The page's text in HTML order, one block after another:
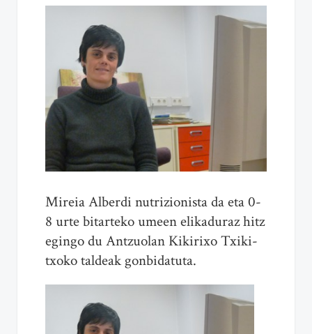
MireiaAlberdi nutrizionista da eta 0-
8 urte bitarteko umeen elikaduraz hitz
egingo du Antzuolan Kikirixo Txiki-
txoko taldeak gonbidatuta.